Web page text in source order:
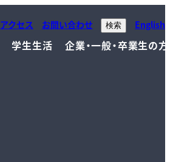
アクセス お問い合わせ 検索 English
学生生活 企業・一般・卒業生の方